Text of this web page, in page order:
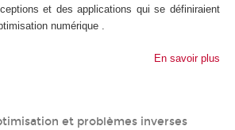
et des applications qui se définiraient
numérique .
En savoir plus
et problèmes inverses